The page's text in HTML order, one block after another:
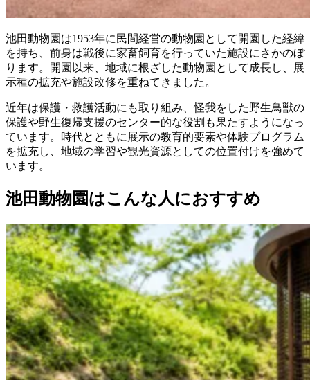
池田動物園は1953年に民間経営の動物園として開園した経緯
を持ち、前身は戦後に家畜飼育を行っていた施設にさかのぼ
ります。開園以来、地域に根ざした動物園として成長し、展
示種の拡充や施設改修を重ねてきました。
近年は保護・救護活動にも取り組み、怪我をした野生鳥獣の
保護や野生復帰支援のセンター的な役割も果たすようになっ
ています。時代とともに展示の教育的要素や体験プログラム
を拡充し、地域の学習や観光資源としての位置付けを強めて
います。
池田動物園はこんな人におすすめ